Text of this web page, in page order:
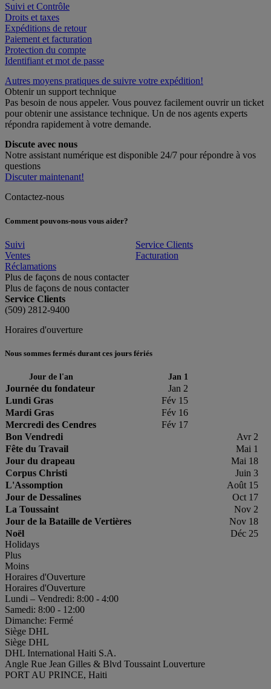
Suivi et Contrôle
Droits et taxes
Expéditions de retour
Paiement et facturation
Protection du compte
Identifiant et mot de passe
Autres moyens pratiques de suivre votre expédition!
Obtenir un support technique
Pas besoin de nous appeler. Vous pouvez facilement ouvrir un ticket
pour obtenir une assistance technique. Un de nos agents experts
répondra rapidement à votre demande.
Discute avec nous
Notre assistant numérique est disponible 24/7 pour répondre à vos
questions
Discuter maintenant!
Contactez-nous
Comment pouvons-nous vous aider?
Suivi
Service Clients
Ventes
Facturation
Réclamations
Plus de façons de nous contacter
Plus de façons de nous contacter
Service Clients
(509) 2812-9400
Horaires d'ouverture
Nous sommes fermés durant ces jours fériés
Jour de l'an Jan 1
Journée du fondateur
Jan 2
Lundi Gras
Fév 15
Mardi Gras
Fév 16
Mercredi des Cendres
Fév 17
Bon Vendredi
Avr 2
Fête du Travail
Mai 1
Jour du drapeau
Mai 18
Corpus Christi
Juin 3
L'Assomption
Août 15
Jour de Dessalines
Oct 17
La Toussaint
Nov 2
Jour de la Bataille de Vertières
Nov 18
Noël
Déc 25
Holidays
Plus
Moins
Horaires d'Ouverture
Horaires d'Ouverture
Lundi – Vendredi: 8:00 - 4:00
Samedi: 8:00 - 12:00
Dimanche: Fermé
Siège DHL
Siège DHL
DHL International Haiti S.A.
Angle Rue Jean Gilles & Blvd Toussaint Louverture
PORT AU PRINCE, Haiti